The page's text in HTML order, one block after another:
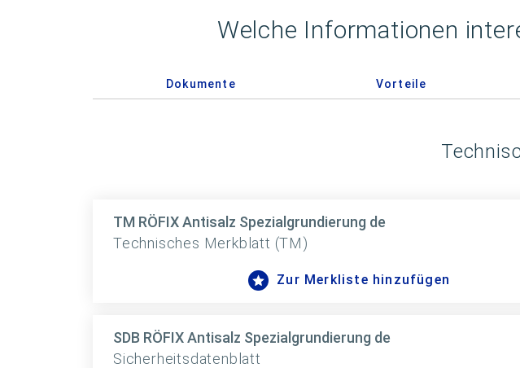
Welche Informationen
Dokumente Vorteile
TM RÖFIX Antisalz Spezialgrundierung de
Technisches Merkblatt (TM)
Zur Merkliste hinzufügen
SDB RÖFIX Antisalz Spezialgrundierung de
Sicherheitsdatenblatt